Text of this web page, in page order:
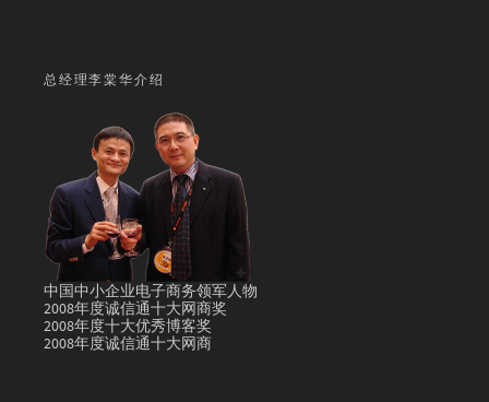
总经理李棠华介绍
中国中小企业电子商务领军人物
2008年度诚信通十大网商奖
2008年度十大优秀博客奖
2008年度诚信通十大网商